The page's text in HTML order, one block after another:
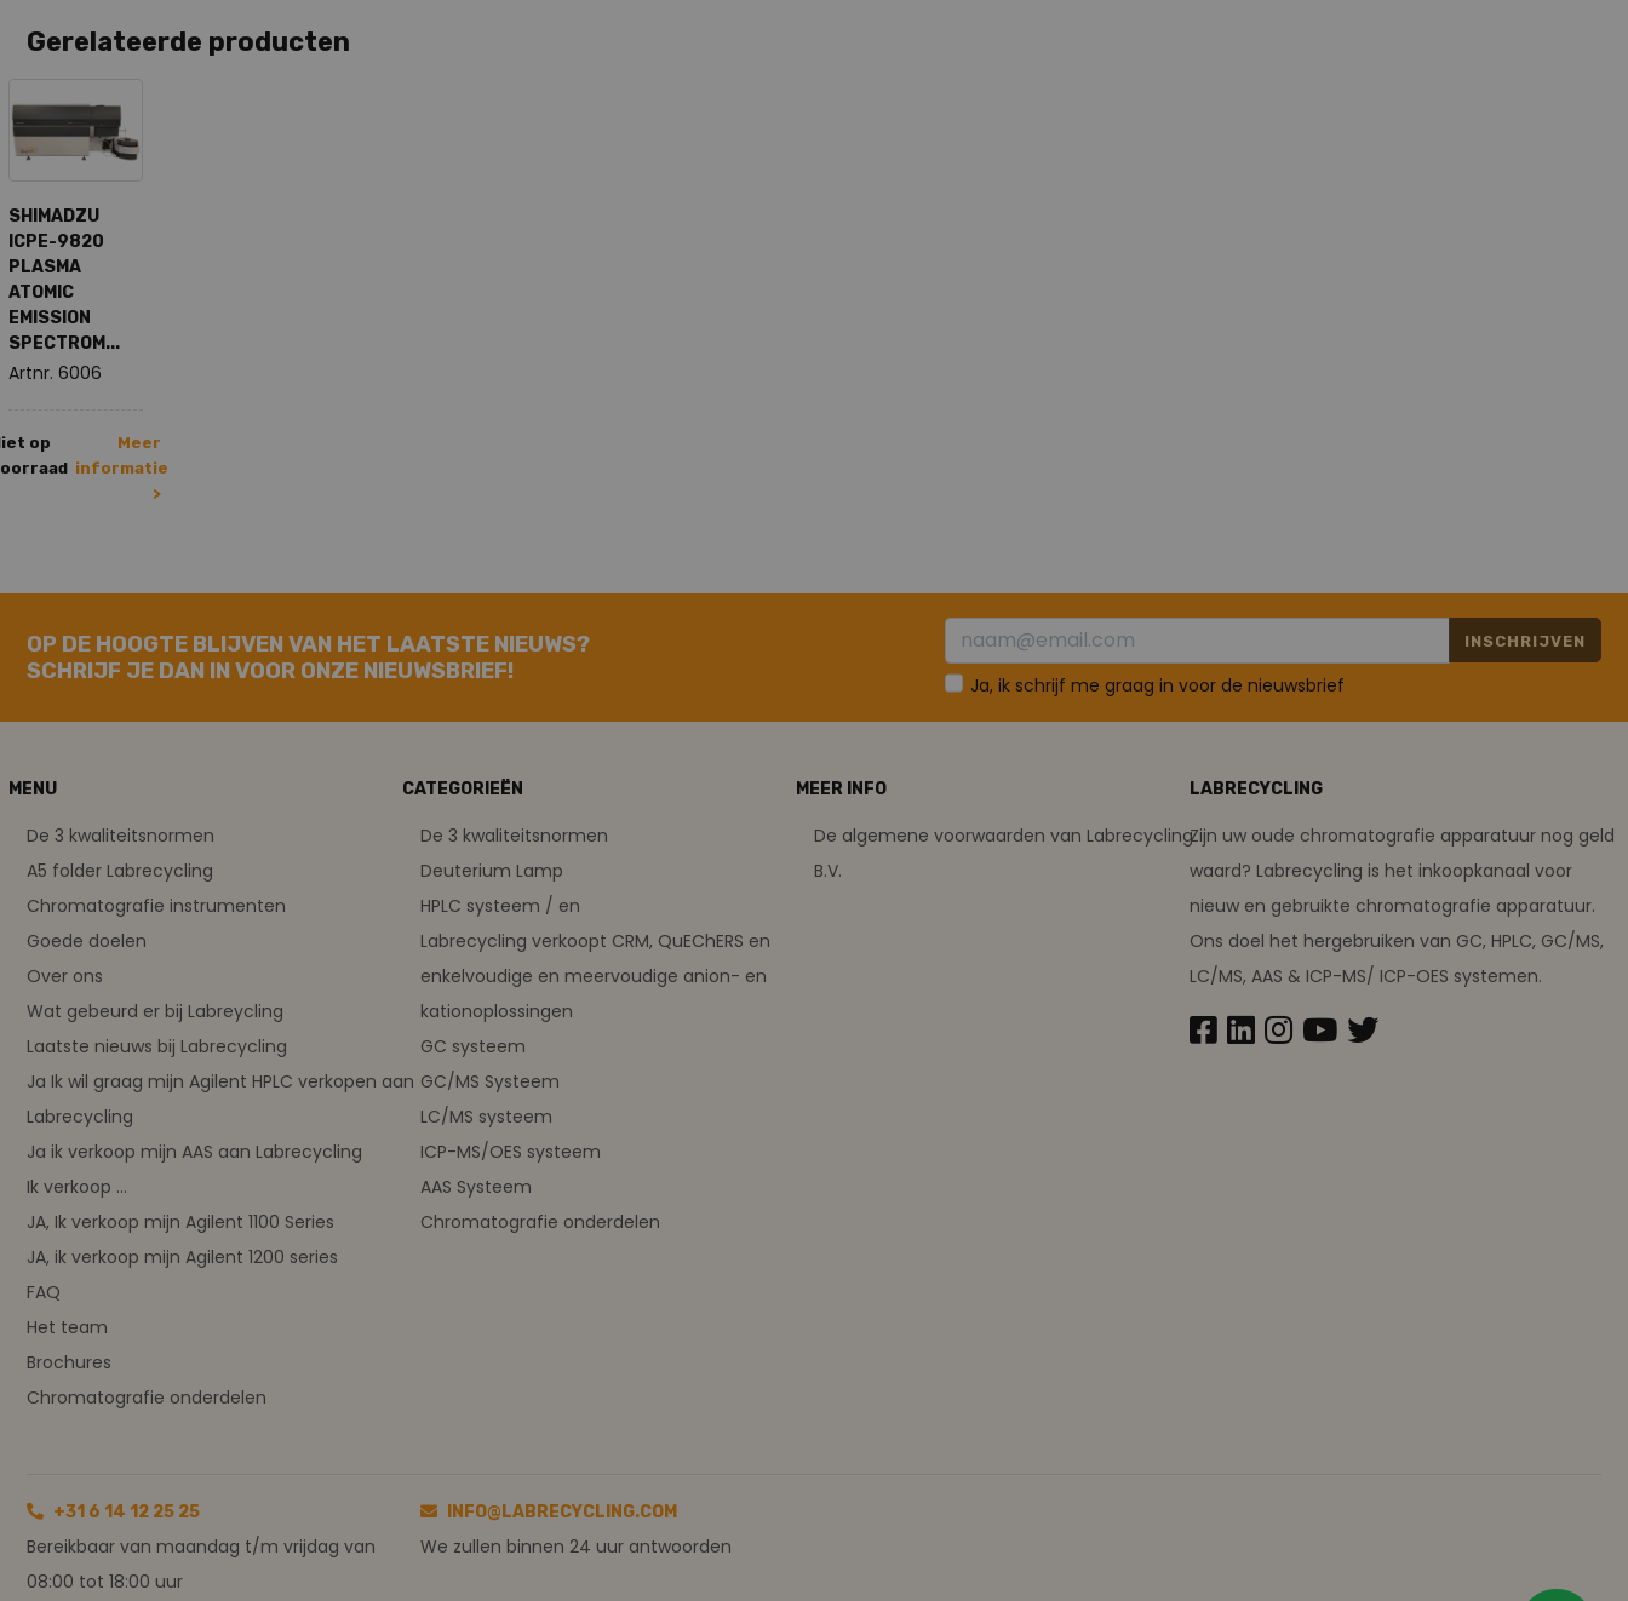
Gerelateerde producten
SHIMADZU
ICPE-9820
PLASMA
ATOMIC
EMISSION
SPECTROM...
Artnr. 6006
op
Meer
informatie
>
OP DE HOOGTE BLIJVEN VAN HET LAATSTE NIEUWS?
SCHRIJF JE DAN IN VOOR ONZE NIEUWSBRIEF!
INSCHRIJVEN
Ja, ik schrijf me graag in voor de nieuwsbrief
MENU
De 3 kwaliteitsnormen
A5 folder Labrecycling
Chromatografie instrumenten
Goede doelen
Over ons
Wat gebeurd er bij Labreycling
Laatste nieuws bij Labrecycling
Ja Ik wil graag mijn Agilent HPLC verkopen aan
Labrecycling
Ja ik verkoop mijn AAS aan Labrecycling
Ik verkoop ...
JA, Ik verkoop mijn Agilent 1100 Series
JA, ik verkoop mijn Agilent 1200 series
FAQ
Het team
Brochures
Chromatografie onderdelen
CATEGORIEËN
De 3 kwaliteitsnormen
Deuterium Lamp
HPLC systeem / en
Labrecycling verkoopt CRM, QuEChERS en
enkelvoudige en meervoudige anion- en
kationoplossingen
GC systeem
GC/MS Systeem
LC/MS systeem
ICP-MS/OES systeem
AAS Systeem
Chromatografie onderdelen
MEER INFO
De algemene voorwaarden van Labrecycling
B.V.
LABRECYCLING
Zijn uw oude chromatografie apparatuur nog geld
waard? Labrecycling is het inkoopkanaal voor
nieuw en gebruikte chromatografie apparatuur.
Ons doel het hergebruiken van GC, HPLC, GC/MS,
LC/MS, AAS & ICP-MS/ ICP-OES systemen.
+31 6 14 12 25 25
Bereikbaar van maandag t/m vrijdag van
08:00 tot 18:00 uur
INFO@LABRECYCLING.COM
We zullen binnen 24 uur antwoorden